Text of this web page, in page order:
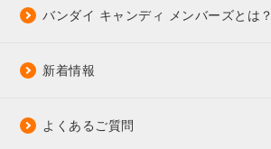
バンダイ キャンディ メンバーズとは？
新着情報
よくあるご質問